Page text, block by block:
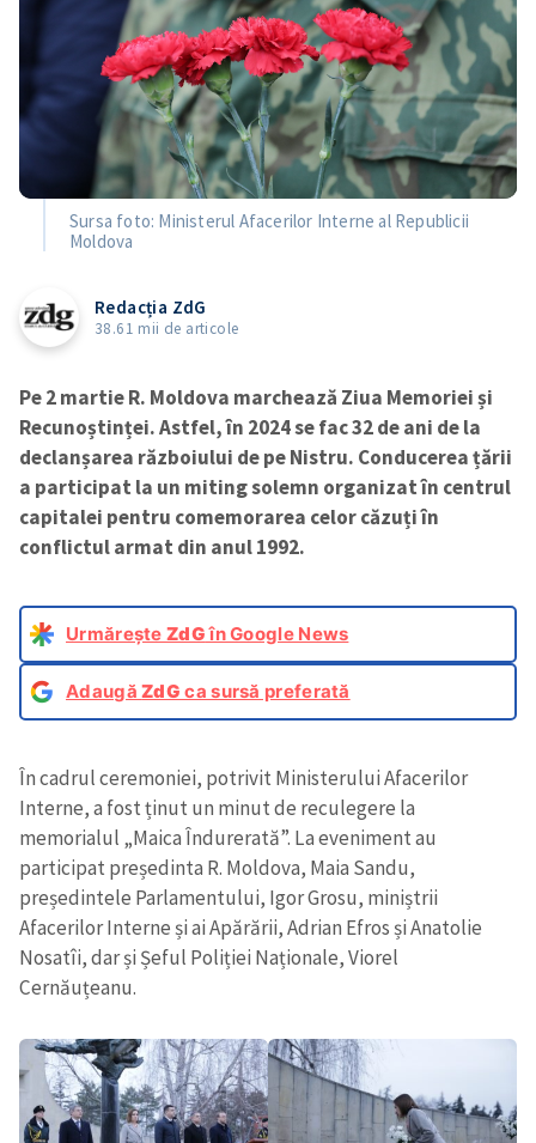
Sursa foto: Ministerul Afacerilor Interne al Republicii
Moldova
Redacția ZdG
38.61 mii de articole
Pe 2 martie R. Moldova marchează Ziua Memoriei și
Recunoștinței. Astfel, în 2024 se fac 32 de ani de la
declanșarea războiului de pe Nistru. Conducerea țării
a participat la un miting solemn organizat în centrul
capitalei pentru comemorarea celor căzuți în
conflictul armat din anul 1992.
Urmărește ZdGîn Google News
AdaugăZdG ca sursă preferată
În cadrul ceremoniei, potrivit Ministerului Afacerilor
Interne, a fost ținut un minut de reculegere la
memorialul „Maica Îndurerată”. La eveniment au
participat președinta R. Moldova, Maia Sandu,
președintele Parlamentului, Igor Grosu, miniștrii
Afacerilor Interne și ai Apărării, Adrian Efros și Anatolie
Nosatîi, dar și Șeful Poliției Naționale, Viorel
Cernăuțeanu.